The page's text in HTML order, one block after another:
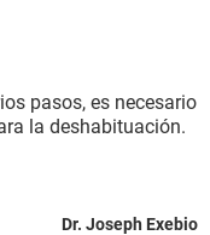
pasos, es necesario
la deshabituación.
Dr. Joseph Exebio